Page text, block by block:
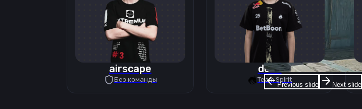
Previous slide Next slide
airscape
Без команды
donk
Team Spirit